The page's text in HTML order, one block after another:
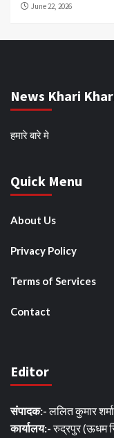
June 22, 2026
News Khari
हमारे बारे मे
Quick Menu
About Us
Privacy Policy
Terms of Services
Contact
Editor
संपादक:-ललित कुमार शर्मा
कार्यालय:-रुद्रपुर (ऊधम